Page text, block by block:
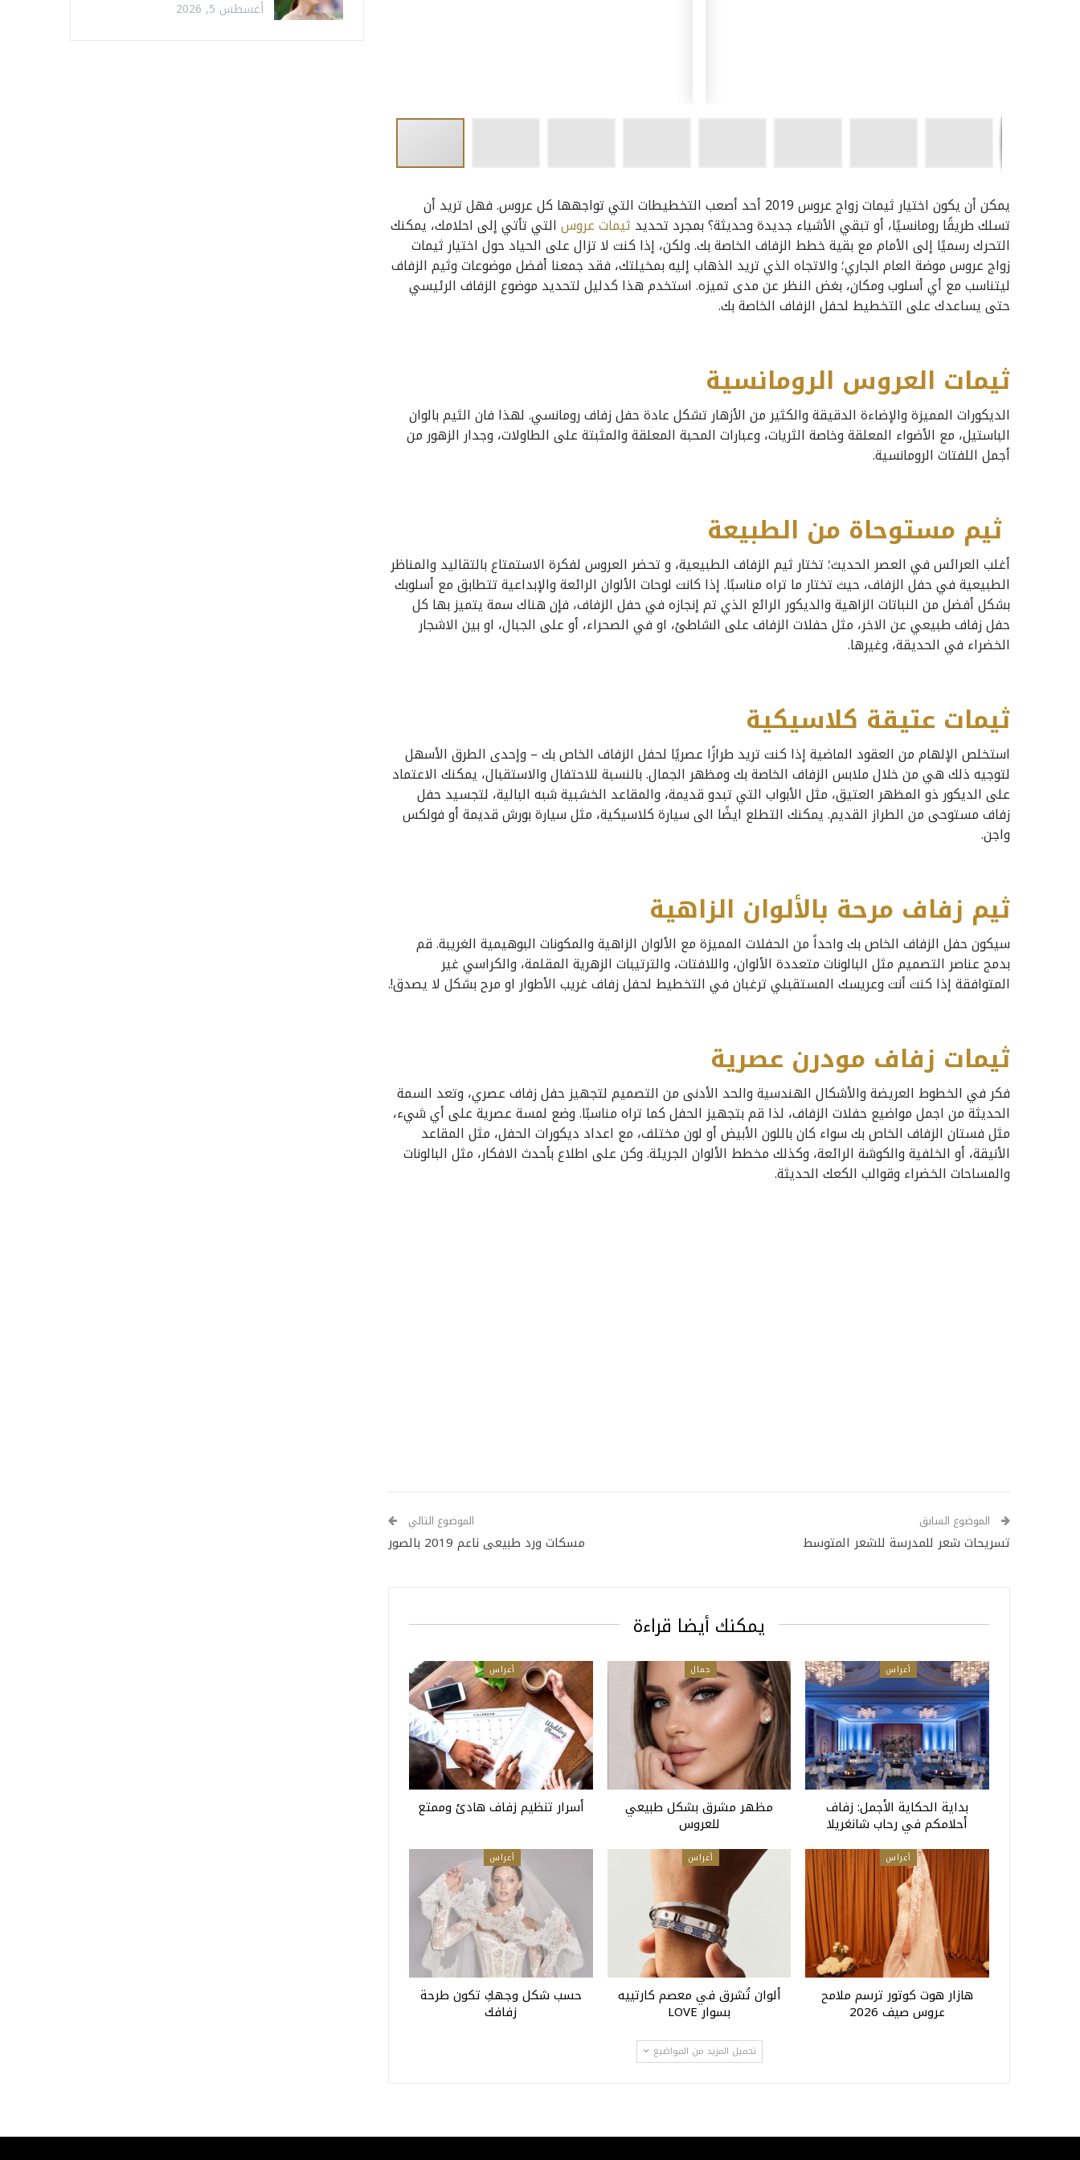
يمكن أن يكون اختيار ثيمات زواج عروس 2019 أحد أصعب التخطيطات التي تواجهها كل عروس. فهل تريد أن
تسلك طريقًا رومانسيًا، أو تبقي الأشياء جديدة وحديثة؟ بمجرد تحديد ثيمات عروسالتي تأتي إلى احلامك، يمكنك
التحرك رسميًا إلى الأمام مع بقية خطط الزفاف الخاصة بك. ولكن، إذا كنت لا تزال على الحياد حول اختيار ثيمات
زواج عروس موضة العام الجاري؛ والاتجاه الذي تريد الذهاب إليه بمخيلتك، فقد جمعنا أفضل موضوعات وثيم الزفاف
ليتناسب مع أي أسلوب ومكان، بغض النظر عن مدى تميزه. استخدم هذا كدليل لتحديد موضوع الزفاف الرئيسي
حتى يساعدك على التخطيط لحفل الزفاف الخاصة بك.
ثيمات العروس الرومانسية
الديكورات المميزة والإضاءة الدقيقة والكثير من الأزهار تشكل عادة حفل زفاف رومانسي. لهذا فان الثيم بالوان
الباستيل، مع الأضواء المعلقة وخاصة الثريات، وعبارات المحبة المعلقة والمثبتة على الطاولات، وجدار الزهور من
أجمل اللفتات الرومانسية.
ثيم مستوحاة من الطبيعة
أغلب العرائس في العصر الحديث؛ تختار ثيم الزفاف الطبيعية، و تحضر العروس لفكرة الاستمتاع بالتقاليد والمناظر
الطبيعية في حفل الزفاف، حيث تختار ما تراه مناسبًا. إذا كانت لوحات الألوان الرائعة والإبداعية تتطابق مع أسلوبك
بشكل أفضل من النباتات الزاهية والديكور الرائع الذي تم إنجازه في حفل الزفاف، فإن هناك سمة يتميز بها كل
حفل زفاف طبيعي عن الاخر، مثل حفلات الزفاف على الشاطئ، او في الصحراء، أو على الجبال، او بين الاشجار
الخضراء في الحديقة، وغيرها.
ثيمات عتيقة كلاسيكية
استخلص الإلهام من العقود الماضية إذا كنت تريد طرازًا عصريًا لحفل الزفاف الخاص بك – وإحدى الطرق الأسهل
لتوجيه ذلك هي من خلال ملابس الزفاف الخاصة بك ومظهر الجمال. بالنسبة للاحتفال والاستقبال، يمكنك الاعتماد
على الديكور ذو المظهر العتيق، مثل الأبواب التي تبدو قديمة، والمقاعد الخشبية شبه البالية، لتجسيد حفل
زفاف مستوحى من الطراز القديم. يمكنك التطلع ايضًا الى سيارة كلاسيكية، مثل سيارة بورش قديمة أو فولكس
واجن.
ثيم زفاف مرحة بالألوان الزاهية
سيكون حفل الزفاف الخاص بك واحداً من الحفلات المميزة مع الألوان الزاهية والمكونات البوهيمية الغريبة. قم
بدمج عناصر التصميم مثل البالونات متعددة الألوان، واللافتات، والترتيبات الزهرية المقلمة، والكراسي غير
المتوافقة إذا كنت أنت وعريسك المستقبلي ترغبان في التخطيط لحفل زفاف غريب الأطوار او مرح بشكل لا يصدق!.
ثيمات زفاف مودرن عصرية
فكر في الخطوط العريضة والأشكال الهندسية والحد الأدنى من التصميم لتجهيز حفل زفاف عصري، وتعد السمة
الحديثة من اجمل مواضيع حفلات الزفاف، لذا قم بتجهيز الحفل كما تراه مناسبًا. وضع لمسة عصرية على أي شيء،
مثل فستان الزفاف الخاص بك سواء كان باللون الأبيض أو لون مختلف، مع اعداد ديكورات الحفل، مثل المقاعد
الأنيقة، أو الخلفية والكوشة الرائعة، وكذلك مخطط الألوان الجريئة. وكن على اطلاع بأحدث الافكار، مثل البالونات
والمساحات الخضراء وقوالب الكعك الحديثة.
الموضوع السابق
تسريحات شعر للمدرسة للشعر المتوسط
الموضوع التالي
مسكات ورد طبيعى ناعم 2019 بالصور
يمكنك أيضا قراءة
أعراس
بداية الحكاية الأجمل: زفاف
أحلامكم في رحاب شانغريلا
جمال
مظهر مشرق بشكل طبيعي
للعروس
أعراس
أسرار تنظيم زفاف هادئ وممتع
أعراس
هازار هوت كوتور ترسم ملامح
عروس صيف 2026
أعراس
ألوان تُشرق في معصم كارتييه
بسوار LOVE
أعراس
حسب شكل وجهكِ تكون طرحة
زفافك
تحميل المزيد من المواضيع
أغسطس 5, 2026